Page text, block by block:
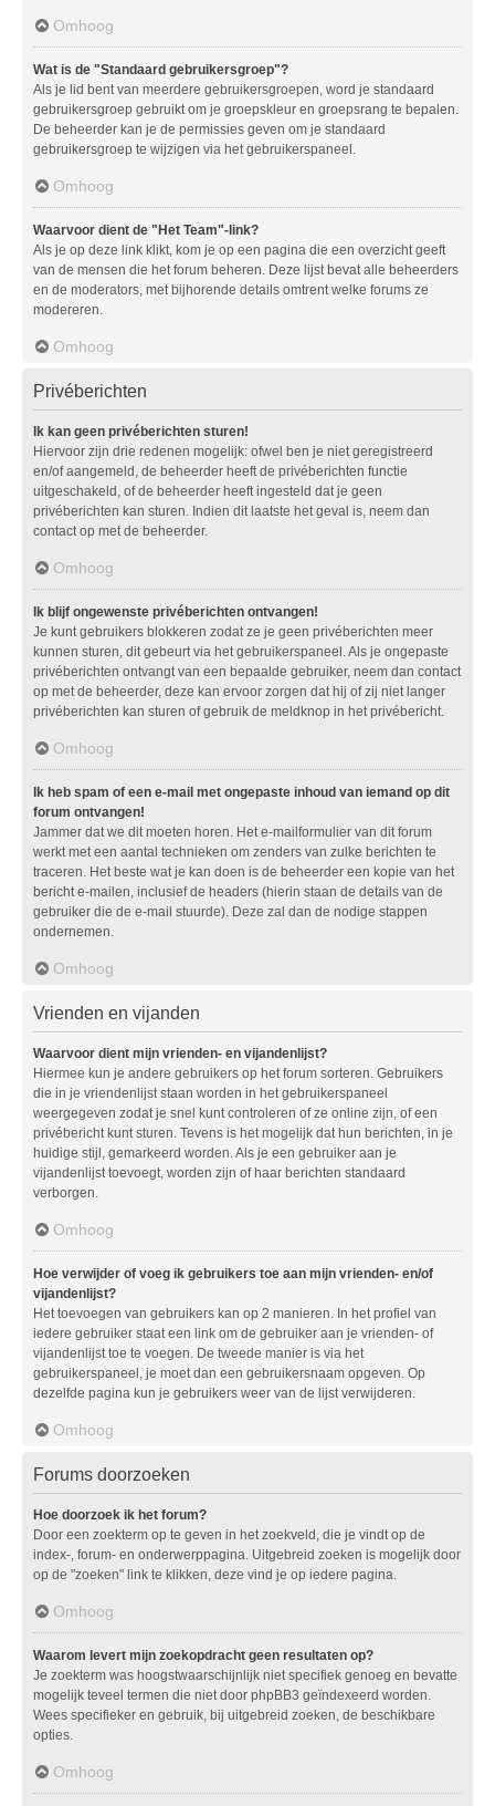
Omhoog
Wat is de "Standaard gebruikersgroep"?
Als je lid bent van meerdere gebruikersgroepen, word je standaard
gebruikersgroep gebruikt om je groepskleur en groepsrang te bepalen.
De beheerder kan je de permissies geven om je standaard
gebruikersgroep te wijzigen via het gebruikerspaneel.
Omhoog
Waarvoor dient de "Het Team"-link?
Als je op deze link klikt, kom je op een pagina die een overzicht geeft
van de mensen die het forum beheren. Deze lijst bevat alle beheerders
en de moderators, met bijhorende details omtrent welke forums ze
modereren.
Omhoog
Privéberichten
Ik kan geen privéberichten sturen!
Hiervoor zijn drie redenen mogelijk: ofwel ben je niet geregistreerd
en/of aangemeld, de beheerder heeft de privéberichten functie
uitgeschakeld, of de beheerder heeft ingesteld dat je geen
privéberichten kan sturen. Indien dit laatste het geval is, neem dan
contact op met de beheerder.
Omhoog
Ik blijf ongewenste privéberichten ontvangen!
Je kunt gebruikers blokkeren zodat ze je geen privéberichten meer
kunnen sturen, dit gebeurt via het gebruikerspaneel. Als je ongepaste
privéberichten ontvangt van een bepaalde gebruiker, neem dan contact
op met de beheerder, deze kan ervoor zorgen dat hij of zij niet langer
privéberichten kan sturen of gebruik de meldknop in het privébericht.
Omhoog
Ik heb spam of een e-mail met ongepaste inhoud van iemand op dit
forum ontvangen!
Jammer dat we dit moeten horen. Het e-mailformulier van dit forum
werkt met een aantal technieken om zenders van zulke berichten te
traceren. Het beste wat je kan doen is de beheerder een kopie van het
bericht e-mailen, inclusief de headers (hierin staan de details van de
gebruiker die de e-mail stuurde). Deze zal dan de nodige stappen
ondernemen.
Omhoog
Vrienden en vijanden
Waarvoor dient mijn vrienden- en vijandenlijst?
Hiermee kun je andere gebruikers op het forum sorteren. Gebruikers
die in je vriendenlijst staan worden in het gebruikerspaneel
weergegeven zodat je snel kunt controleren of ze online zijn, of een
privébericht kunt sturen. Tevens is het mogelijk dat hun berichten, in je
huidige stijl, gemarkeerd worden. Als je een gebruiker aan je
vijandenlijst toevoegt, worden zijn of haar berichten standaard
verborgen.
Omhoog
Hoe verwijder of voeg ik gebruikers toe aan mijn vrienden- en/of
vijandenlijst?
Het toevoegen van gebruikers kan op 2 manieren. In het profiel van
iedere gebruiker staat een link om de gebruiker aan je vrienden- of
vijandenlijst toe te voegen. De tweede manier is via het
gebruikerspaneel, je moet dan een gebruikersnaam opgeven. Op
dezelfde pagina kun je gebruikers weer van de lijst verwijderen.
Omhoog
Forums doorzoeken
Hoe doorzoek ik het forum?
Door een zoekterm op te geven in het zoekveld, die je vindt op de
index-, forum- en onderwerppagina. Uitgebreid zoeken is mogelijk door
op de "zoeken" link te klikken, deze vind je op iedere pagina.
Omhoog
Waarom levert mijn zoekopdracht geen resultaten op?
Je zoekterm was hoogstwaarschijnlijk niet specifiek genoeg en bevatte
mogelijk teveel termen die niet door phpBB3 geïndexeerd worden.
Wees specifieker en gebruik, bij uitgebreid zoeken, de beschikbare
opties.
Omhoog